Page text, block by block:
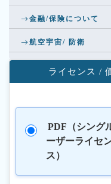
金融/保険について
航空宇宙/ 防衛
ライセンス /
PDF（シング
ーザーライセ
ス）